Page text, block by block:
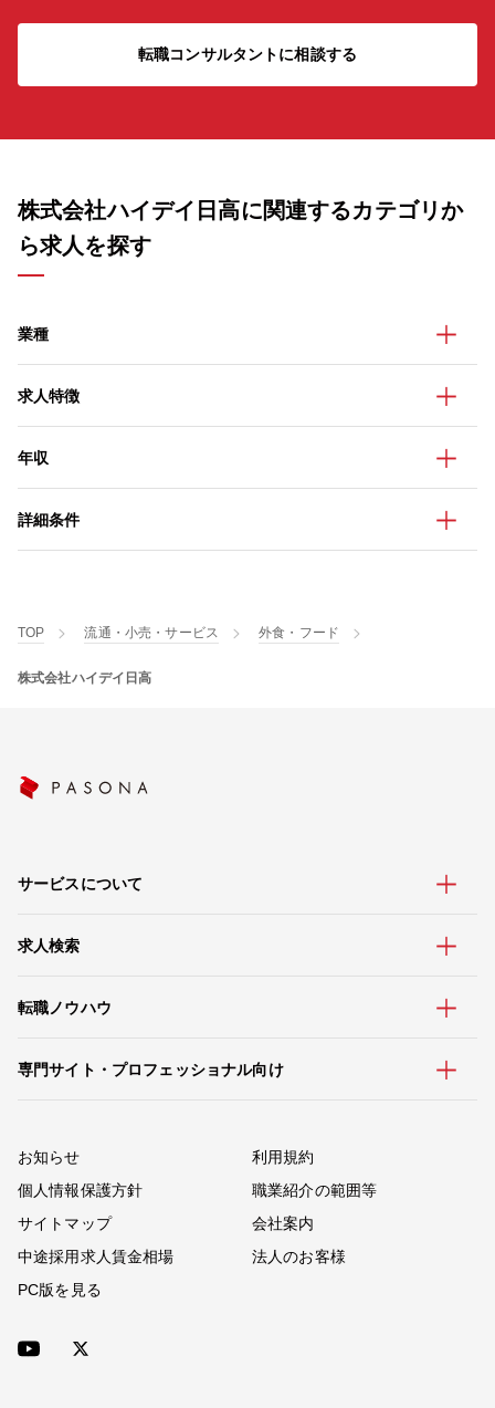
転職コンサルタントに相談する
株式会社ハイデイ日高に関連するカテゴリか
ら求人を探す
業種
求人特徴
年収
詳細条件
TOP 流通・小売・サービス 外食・フード
株式会社ハイデイ日高
サービスについて
求人検索
転職ノウハウ
専門サイト・プロフェッショナル向け
お知らせ
利用規約
個人情報保護方針
職業紹介の範囲等
サイトマップ
会社案内
中途採用求人賃金相場
法人のお客様
PC版を見る